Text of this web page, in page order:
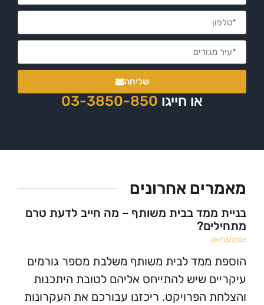
03-3850-850
אחרונים
ממד בבית משותף – מה חייב לדעת טרם
ממד לבית משותף משלבת מספר גורמים
שיש להתייחס אליהם לטובת היתכנות
הפרויקט. ריכזנו עבורכם את העקרונות